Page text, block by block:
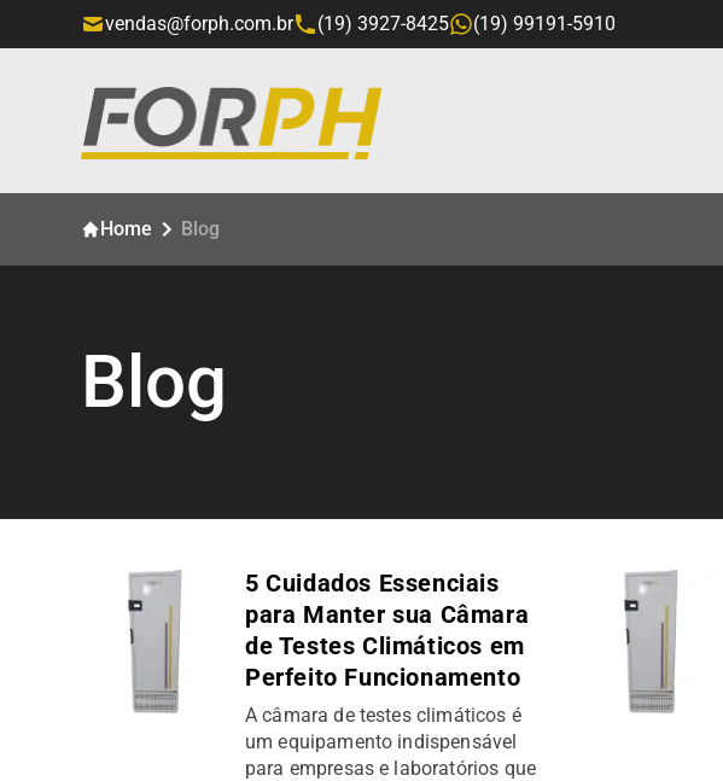
vendas@forph.com.br (19) 3927-8425 (19) 99191-5910
Home Blog
Blog
5 Cuidados Essenciais
para Manter sua Câmara
de Testes Climáticos em
Perfeito Funcionamento
A câmara de testes climáticos é
um equipamento indispensável
para empresas e laboratórios que